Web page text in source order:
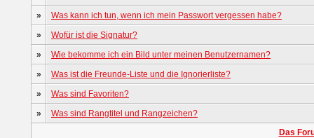
»
Was kann ich tun, wenn ich mein Passwort vergessen habe?
»
Wofür ist die Signatur?
»
Wie bekomme ich ein Bild unter meinen Benutzernamen?
»
Was ist die Freunde-Liste und die Ignorierliste?
»
Was sind Favoriten?
»
Was sind Rangtitel und Rangzeichen?
Das